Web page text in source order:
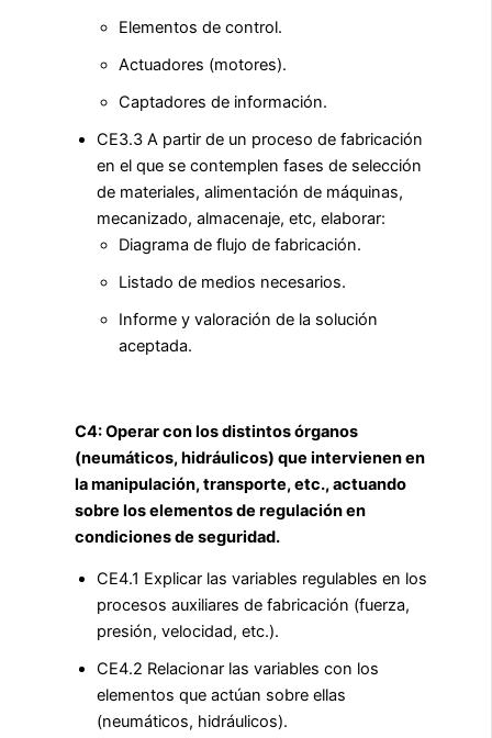
Elementos de control.
Actuadores (motores).
Captadores de información.
CE3.3 A partir de un proceso de fabricación
en el que se contemplen fases de selección
de materiales, alimentación de máquinas,
mecanizado, almacenaje, etc, elaborar:
Diagrama de flujo de fabricación.
Listado de medios necesarios.
Informe y valoración de la solución
aceptada.
C4: Operar con los distintos órganos
(neumáticos, hidráulicos) que intervienen en
la manipulación, transporte, etc., actuando
sobre los elementos de regulación en
condiciones de seguridad.
CE4.1 Explicar las variables regulables en los
procesos auxiliares de fabricación (fuerza,
presión, velocidad, etc.).
CE4.2 Relacionar las variables con los
elementos que actúan sobre ellas
(neumáticos, hidráulicos).